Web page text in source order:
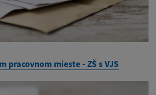
pracovnom mieste - ZŠ s VJS